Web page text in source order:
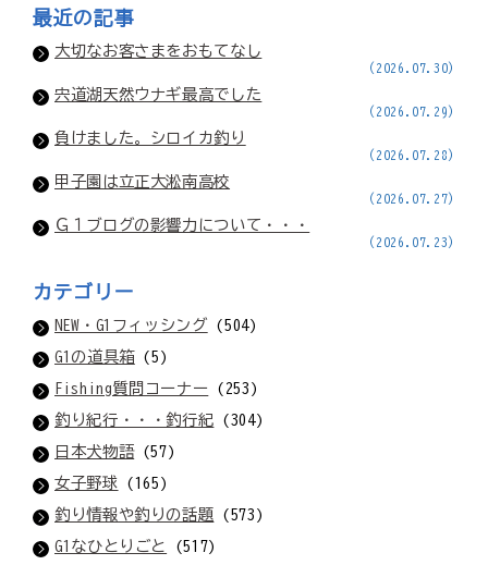
最近の記事
大切なお客さまをおもてなし
(2026.07.30)
宍道湖天然ウナギ最高でした
(2026.07.29)
負けました。シロイカ釣り
(2026.07.28)
甲子園は立正大淞南高校
(2026.07.27)
Ｇ１ブログの影響力について・・・
(2026.07.23)
カテゴリー
NEW・G1フィッシング(504)
G1の道具箱(5)
Fishing質問コーナー (253)
釣り紀行・・・釣行紀 (304)
日本犬物語(57)
女子野球 (165)
釣り情報や釣りの話題 (573)
G1なひとりごと
(517)